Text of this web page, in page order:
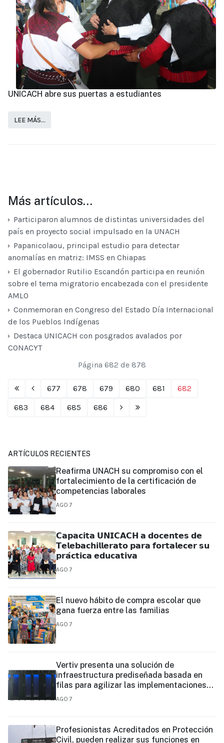
UNICACH abre sus puertas a estudiantes
LEE MÁS…
Más artículos…
Participaron alumnos de distintas universidades del
país en proyecto social impulsado en la UNACH
Papanicolaou, principal estudio para detectar
anomalías en matriz: IMSS en Chiapas
El gobernador Rutilio Escandón participa en reunión
sobre el tema migratorio encabezada con el presidente
AMLO
Conmemoran en Congreso del Estado Día Internacional
de los Pueblos Indígenas
Destaca UNICACH con posgrados avalados por
CONACYT
Página 682 de 878
677 678 679 680 681
682
683
684 685 686
ARTÍCULOS RECIENTES
Reafirma UNACH su compromiso con el
fortalecimiento de la certificación de
competencias laborales
AGO 7
𝗖𝗮𝗽𝗮𝗰𝗶𝘁𝗮 𝗨𝗡𝗜𝗖𝗔𝗖𝗛 𝗮 𝗱𝗼𝗰𝗲𝗻𝘁𝗲𝘀 𝗱𝗲
𝗧𝗲𝗹𝗲𝗯𝗮𝗰𝗵𝗶𝗹𝗹𝗲𝗿𝗮𝘁𝗼 𝗽𝗮𝗿𝗮 𝗳𝗼𝗿𝘁𝗮𝗹𝗲𝗰𝗲𝗿 𝘀𝘂
𝗽𝗿𝗮́𝗰𝘁𝗶𝗰𝗮 𝗲𝗱𝘂𝗰𝗮𝘁𝗶𝘃𝗮
AGO 7
El nuevo hábito de compra escolar que
gana fuerza entre las familias
AGO 7
Vertiv presenta una solución de
infraestructura prediseñada basada en
filas para agilizar las implementaciones
de centros de datos en el borde y de IA en
AGO 7
Profesionistas Acreditados en Protección
Civil, pueden realizar sus funciones en